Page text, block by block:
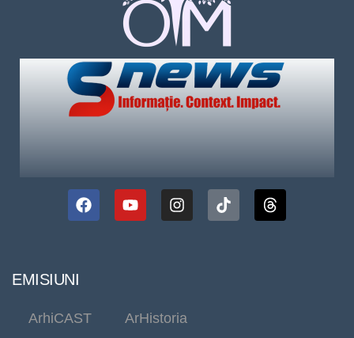
EMISIUNI
ArhiCAST
ArHistoria